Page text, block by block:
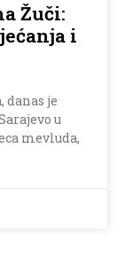
Žuči:
i
danas je
u
mevluda,